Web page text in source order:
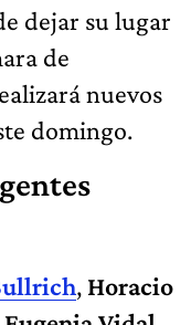
dejar su lugar
de
nuevos
domingo.
, Horacio